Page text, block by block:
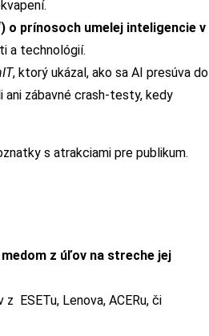
o prínosoch umelej inteligencie v
a technológií.
, ktorý ukázal, ako sa AI presúva do
zábavné crash-testy, kedy
s atrakciami pre publikum.
z úľov na streche jej
ESETu, Lenova, ACERu, či